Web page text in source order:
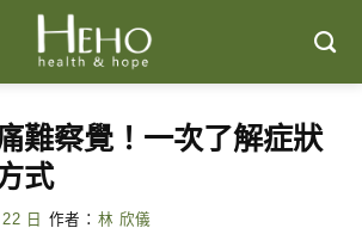
難察覺！一次了解症狀
式
日 作者： 林 欣儀